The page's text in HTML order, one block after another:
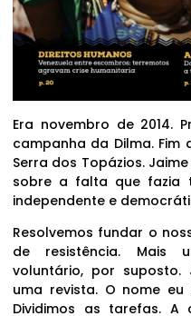
Era novembro de 2014.
campanha da Dilma. Fim
Serra dos Topázios.
sobre a falta que fazia
independente e
Resolvemos fundar o
de resistência. Mais
voluntário, por
uma revista. O nome
Dividimos as tarefas.